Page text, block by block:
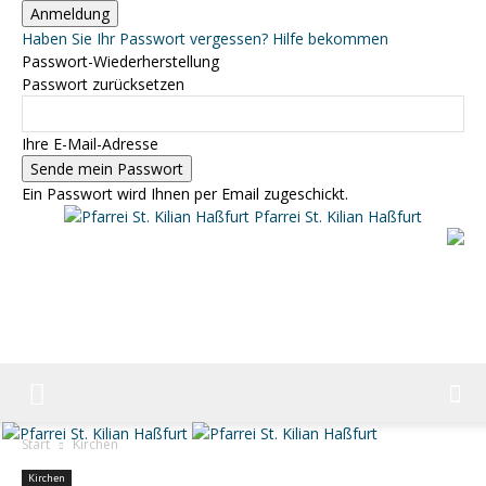
Haben Sie Ihr Passwort vergessen? Hilfe bekommen
Passwort-Wiederherstellung
Passwort zurücksetzen
Ihre E-Mail-Adresse
Ein Passwort wird Ihnen per Email zugeschickt.
Pfarrei St. Kilian Haßfurt
Start Kirchen
Kirchen